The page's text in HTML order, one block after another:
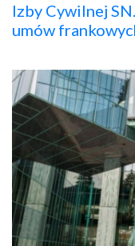
Izby Cywilnej
umów